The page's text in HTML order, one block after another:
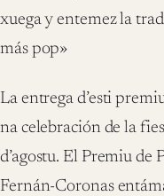
xuega y entemez la
más pop»
La entrega d’esti
na celebración de la
d’agostu. El Premiu de
Fernán-Coronas